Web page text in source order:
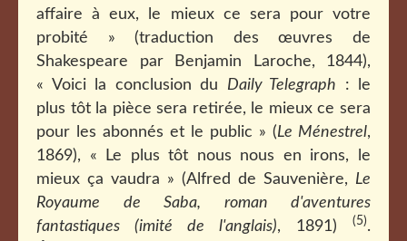
affaire à eux, le mieux ce sera pour votre
probité » (traduction des œuvres de
Shakespeare par Benjamin Laroche, 1844),
« Voici la conclusion du Daily Telegraph : le
plus tôt la pièce sera retirée, le mieux ce sera
pour les abonnés et le public » (Le Ménestrel,
1869), « Le plus tôt nous nous en irons, le
mieux ça vaudra » (Alfred de Sauvenière, Le
Royaume de Saba, roman d'aventures
fantastiques (imité de l'anglais), 1891) (5).